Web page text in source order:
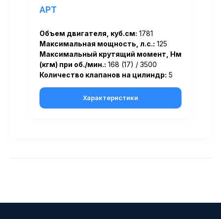
APT
Объем двигателя, куб.см: 1781
Максимальная мощность, л.с.: 125
Максимальный крутящий момент, Нм
(кгм) при об./мин.: 168 (17) / 3500
Количество клапанов на цилиндр: 5
Характеристики